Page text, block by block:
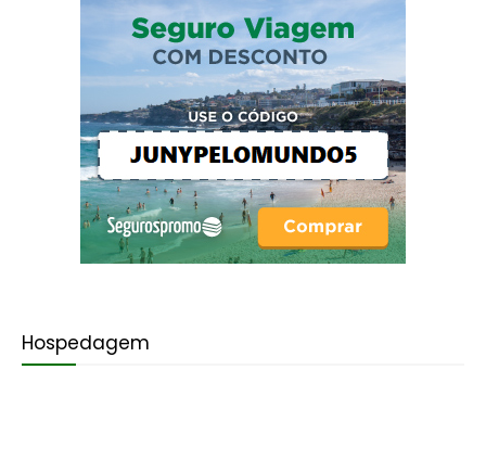
Hospedagem